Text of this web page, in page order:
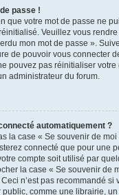
passe !
que votre mot de passe ne
Veuillez vous
mon mot de passe ».
de pouvoir vous connecter
pouvez pas réinitialiser
administrateur du forum.
automatiquement ?
la case « Se souvenir de
connecté que pour une
compte soit utilisé par
la case « Se souvenir de
n’est pas recommandé si
comme une librairie,